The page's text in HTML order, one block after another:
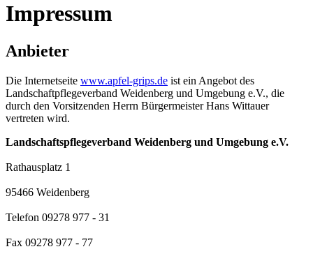
Impressum
Anbieter
Die Internetseite www.apfel-grips.de ist ein Angebot des
Landschaftpflegeverband Weidenberg und Umgebung e.V., die
durch den Vorsitzenden Herrn Bürgermeister Hans Wittauer
vertreten wird.
Landschaftspflegeverband Weidenberg und Umgebung e.V.
Rathausplatz 1
95466 Weidenberg
Telefon 09278 977 - 31
Fax 09278 977 - 77